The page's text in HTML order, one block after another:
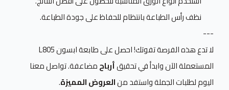
نظف رأس الطباعة بانتظام للحفاظ على جودة الطباعة.
---
لا تدع هذه الفرصة تفوتك! احصل على طابعة ابسون L805
المستعملة الآن وابدأ في تحقيقأرباحمضاعفة. تواصل معنا
اليوم لطلبات الجملة واستفد منالعروض المميزة.